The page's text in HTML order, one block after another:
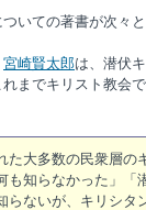
いての著書が次々
宮崎賢太郎は、潜伏
までキリスト教会
た大多数の民衆層
知らなかった」
らないが、キリシ